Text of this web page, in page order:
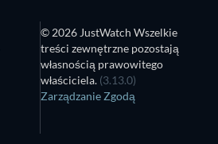
© 2026 JustWatch Wszelkie
treści zewnętrzne pozostają
własnością prawowitego
właściciela. (3.13.0)
Zarządzanie Zgodą